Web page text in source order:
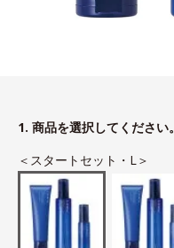
1. 商品を選択してください。
＜スタートセット・L＞